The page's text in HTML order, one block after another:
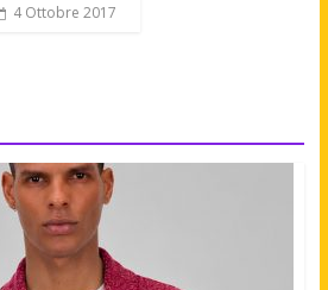
4 Ottobre 2017